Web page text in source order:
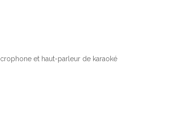
et haut-parleur de karaoké